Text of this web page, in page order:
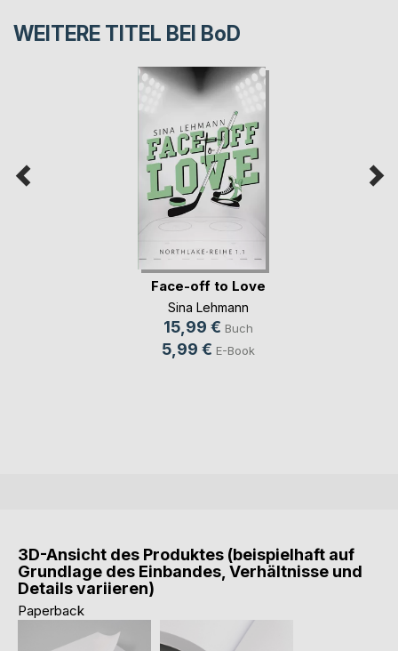
WEITERE TITEL BEI BoD
Face-off to Love
Sina Lehmann
15,99 € Buch
5,99 € E-Book
3D-Ansicht des Produktes (beispielhaft auf
Grundlage des Einbandes, Verhältnisse und
Details variieren)
Paperback